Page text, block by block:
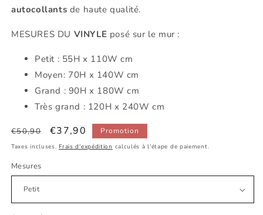
autocollants de haute qualité.
MESURES DU VINYLE posé sur le mur :
Petit : 55H x 110W cm
Moyen: 70H x 140W cm
Grand : 90H x 180W cm
Très grand : 120H x 240W cm
Prix
habituel
€50,90
Prix
promotionnel
€37,90 Promotion
Taxes incluses.Frais d'expédition calculés à l'étape de paiement.
Mesures